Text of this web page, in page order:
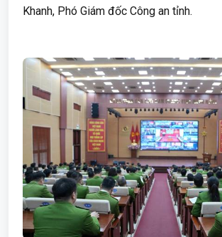
Khanh, Phó Giám đốc Công an tỉnh.